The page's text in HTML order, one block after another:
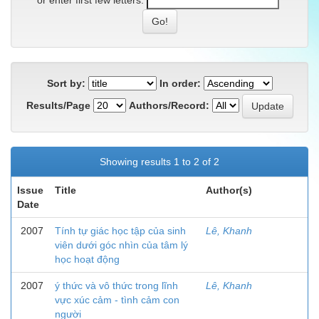
Sort by:
In order:
Results/Page
Authors/Record:
Showing results 1 to 2 of 2
Issue
Date
Title Author(s)
2007
Tính tự giác học tập của sinh
viên dưới góc nhìn của tâm lý
học hoạt động
Lê, Khanh
2007
ý thức và vô thức trong lĩnh
vực xúc cảm - tình cảm con
người
Lê, Khanh